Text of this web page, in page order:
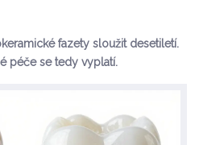
fazety sloužit desetiletí.
péče se tedy vyplatí.